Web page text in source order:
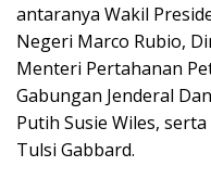
antaranya Wakil
Negeri Marco Rubio,
Menteri Pertahanan
Gabungan Jenderal
Putih Susie Wiles,
Tulsi Gabbard.